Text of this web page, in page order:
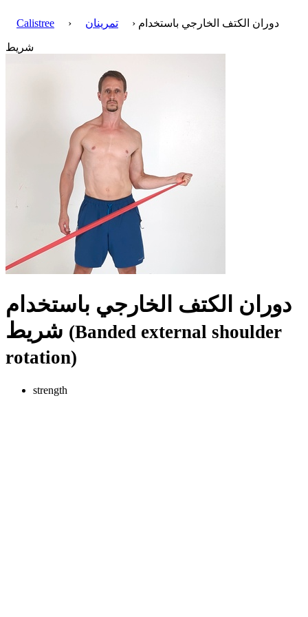
Calistree › تمرينان › دوران الكتف الخارجي باستخدام
شريط
دوران الكتف الخارجي باستخدام
(Banded external shoulder
rotation)
strength